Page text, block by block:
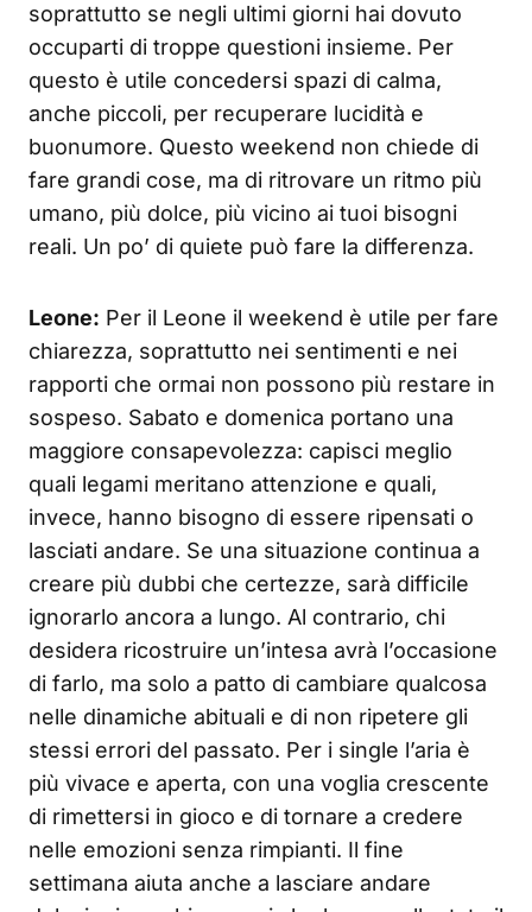
soprattutto se negli ultimi giorni hai dovuto
occuparti di troppe questioni insieme. Per
questo è utile concedersi spazi di calma,
anche piccoli, per recuperare lucidità e
buonumore. Questo weekend non chiede di
fare grandi cose, ma di ritrovare un ritmo più
umano, più dolce, più vicino ai tuoi bisogni
reali. Un po’ di quiete può fare la differenza.
Leone: Per il Leone il weekend è utile per fare
chiarezza, soprattutto nei sentimenti e nei
rapporti che ormai non possono più restare in
sospeso. Sabato e domenica portano una
maggiore consapevolezza: capisci meglio
quali legami meritano attenzione e quali,
invece, hanno bisogno di essere ripensati o
lasciati andare. Se una situazione continua a
creare più dubbi che certezze, sarà difficile
ignorarlo ancora a lungo. Al contrario, chi
desidera ricostruire un’intesa avrà l’occasione
di farlo, ma solo a patto di cambiare qualcosa
nelle dinamiche abituali e di non ripetere gli
stessi errori del passato. Per i single l’aria è
più vivace e aperta, con una voglia crescente
di rimettersi in gioco e di tornare a credere
nelle emozioni senza rimpianti. Il fine
settimana aiuta anche a lasciare andare